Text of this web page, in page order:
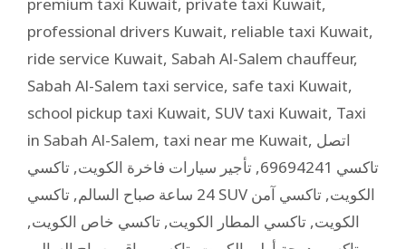
professional drivers Kuwait, reliable taxi Kuwait,
ride service Kuwait, Sabah Al-Salem chauffeur,
Sabah Al-Salem taxi service, safe taxi Kuwait,
school pickup taxi Kuwait, SUV taxi Kuwait, Taxi
in Sabah Al-Salem, taxi near me Kuwait, اتصل
تاكسي 69694241
, تأجير سيارات فاخرة الكويت, تاكسي
24 ساعة صباح السالم
, تاكسي SUV الكويت, تاكسي آمن
الكويت, تاكسي المطار الكويت, تاكسي خاص الكويت,